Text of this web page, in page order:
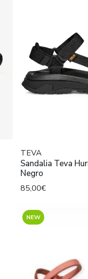
TEVA
Sandalia Teva
Negro
85,00€
NEW